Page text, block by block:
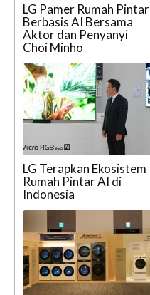
LG Pamer Rumah Pintar
Berbasis AI Bersama
Aktor dan Penyanyi
Choi Minho
LG Terapkan Ekosistem
Rumah Pintar AI di
Indonesia